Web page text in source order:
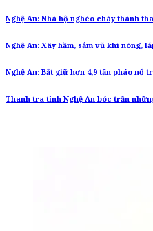
Nghệ An: Nhà hộ nghèo cháy thành
Nghệ An: Xây hầm, sắm vũ khí nóng,
Nghệ An: Bắt giữ hơn 4,9 tấn pháo nổ
Thanh tra tỉnh Nghệ An bóc trần